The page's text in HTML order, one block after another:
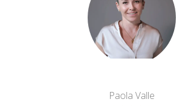
Paola Valle